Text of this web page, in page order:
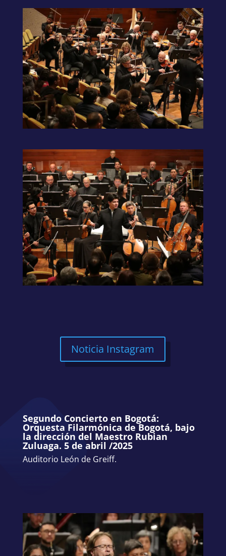
Noticia Instagram
Segundo Concierto en Bogotá:
Orquesta Filarmónica de Bogotá, bajo
la dirección del Maestro Rubian
Zuluaga. 5 de abril /2025
Auditorio León de Greiff.